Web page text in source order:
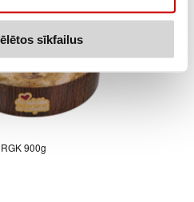
sīkfailus
900g